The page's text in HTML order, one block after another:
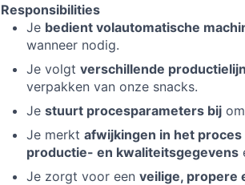
Responsibilities
Je bedient volautomatische
wanneer nodig.
Je volgt verschillende
verpakken van onze snacks.
Je stuurt procesparameters bij
Je merkt afwijkingen in het proces
productie- en kwaliteitsgegevens
Je zorgt voor een veilige, propere